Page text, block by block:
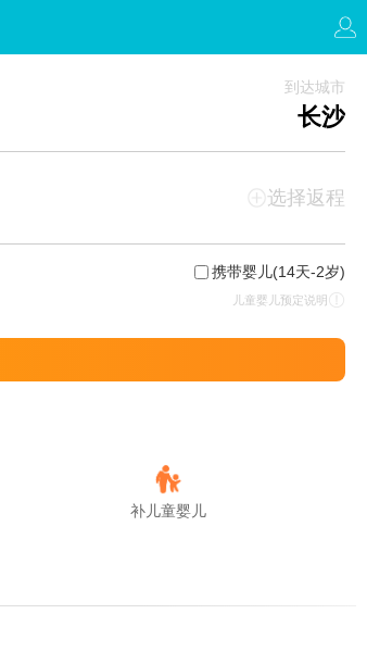
到达城市
长沙
选择返程
携带婴儿(14天-2岁)
儿童婴儿预定说明
补儿童婴儿